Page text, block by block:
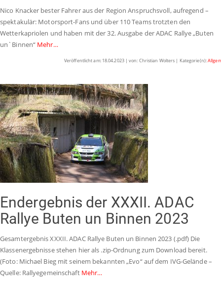
Nico Knacker bester Fahrer aus der Region Anspruchsvoll, aufregend –
spektakulär: Motorsport-Fans und über 110 Teams trotzten den
Wetterkapriolen und haben mit der 32. Ausgabe der ADAC Rallye „Buten
un`Binnen“ Mehr…
Veröffentlicht am: 18.04.2023 | von: Christian Wolters | Kategorie(n):
Endergebnis der XXXII. ADAC
Rallye Buten un Binnen 2023
Gesamtergebnis XXXII. ADAC Rallye Buten un Binnen 2023 (.pdf) Die
Klassenergebnisse stehen hier als .zip-Ordnung zum Download bereit.
(Foto: Michael Bieg mit seinem bekannten „Evo“ auf dem IVG-Gelände –
Quelle: Rallyegemeinschaft Mehr…